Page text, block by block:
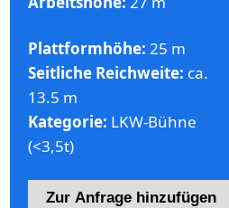
Plattformhöhe: 25 m
Seitliche Reichweite: ca.
13.5 m
Kategorie: LKW-Bühne
(<3,5t)
Zur Anfrage hinzufügen